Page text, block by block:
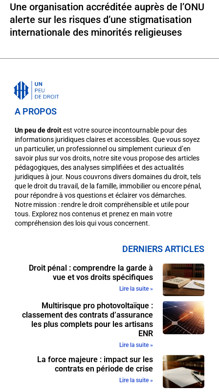
Une organisation accréditée auprès de l’ONU
alerte sur les risques d’une stigmatisation
internationale des minorités religieuses
A PROPOS
Un peu de droitest votre source incontournable pour des
informations juridiques claires et accessibles. Que vous soyez
un particulier, un professionnel ou simplement curieux d’en
savoir plus sur vos droits, notre site vous propose des articles
pédagogiques, des analyses simplifiées et des actualités
juridiques à jour. Nous couvrons divers domaines du droit, tels
que le droit du travail, de la famille, immobilier ou encore pénal,
pour répondre à vos questions et éclairer vos démarches.
Notre mission : rendre le droit compréhensible et utile pour
tous. Explorez nos contenus et prenez en main votre
compréhension des lois qui vous concernent.
DERNIERS ARTICLES
Droit pénal : comprendre la garde à
vue et vos droits spécifiques
Lire la suite »
Multirisque pro photovoltaïque :
classement des contrats d’assurance
les plus complets pour les artisans
ENR
Lire la suite »
La force majeure : impact sur les
contrats en période de crise
Lire la suite »